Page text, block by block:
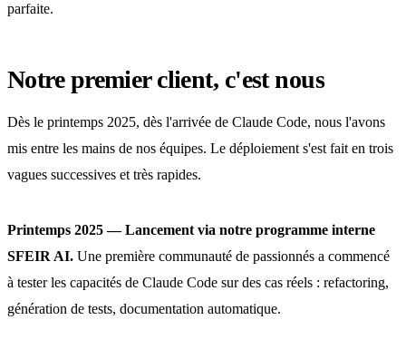
parfaite.
Notre premier client, c'est nous
Dès le printemps 2025, dès l'arrivée de Claude Code, nous l'avons
mis entre les mains de nos équipes. Le déploiement s'est fait en trois
vagues successives et très rapides.
Printemps 2025 — Lancement via notre programme interne
SFEIR AI. Une première communauté de passionnés a commencé
à tester les capacités de Claude Code sur des cas réels : refactoring,
génération de tests, documentation automatique.